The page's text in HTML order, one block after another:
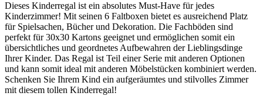
Dieses Kinderregal ist ein absolutes Must-Have für jedes
Kinderzimmer! Mit seinen 6 Faltboxen bietet es ausreichend Platz
für Spielsachen, Bücher und Dekoration. Die Fachböden sind
perfekt für 30x30 Kartons geeignet und ermöglichen somit ein
übersichtliches und geordnetes Aufbewahren der Lieblingsdinge
Ihrer Kinder. Das Regal ist Teil einer Serie mit anderen Optionen
und kann somit ideal mit anderen Möbelstücken kombiniert werden.
Schenken Sie Ihrem Kind ein aufgeräumtes und stilvolles Zimmer
mit diesem tollen Kinderregal!